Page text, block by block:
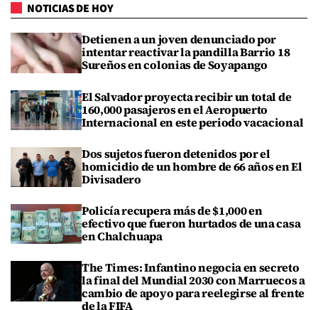
NOTICIAS DE HOY
Detienen a un joven denunciado por
intentar reactivar la pandilla Barrio 18
Sureños en colonias de Soyapango
El Salvador proyecta recibir un total de
160,000 pasajeros en el Aeropuerto
Internacional en este periodo vacacional
Dos sujetos fueron detenidos por el
homicidio de un hombre de 66 años en El
Divisadero
Policía recupera más de $1,000 en
efectivo que fueron hurtados de una casa
en Chalchuapa
The Times: Infantino negocia en secreto
la final del Mundial 2030 con Marruecos a
cambio de apoyo para reelegirse al frente
de la FIFA